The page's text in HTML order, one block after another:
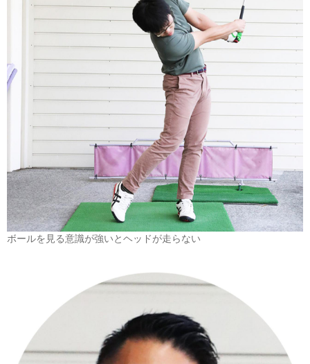
ボールを見る意識が強いとヘッドが走らない